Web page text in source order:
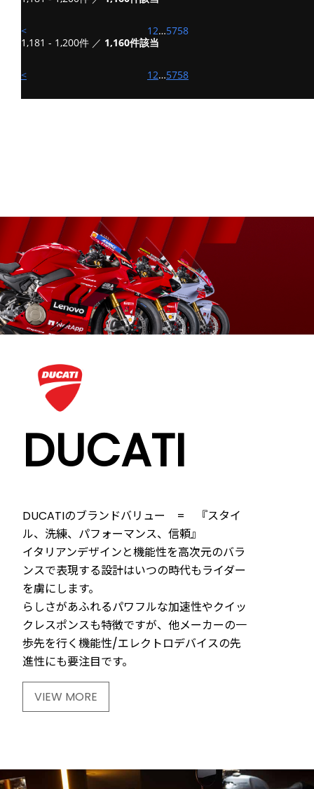
< 1 2…5758
力してください。
1,181 - 1,200件 ／ 1,160件該当
< 1 2…5758
Ver 2.0.9
DUCATI
DUCATIのブランドバリュー = 『スタイ
ル、洗練、パフォーマンス、信頼』
イタリアンデザインと機能性を高次元のバラ
ンスで表現する設計はいつの時代もライダー
を虜にします。
らしさがあふれるパワフルな加速性やクイッ
クレスポンスも特徴ですが、他メーカーの一
歩先を行く機能性/エレクトロデバイスの先
進性にも要注目です。
VIEW MORE